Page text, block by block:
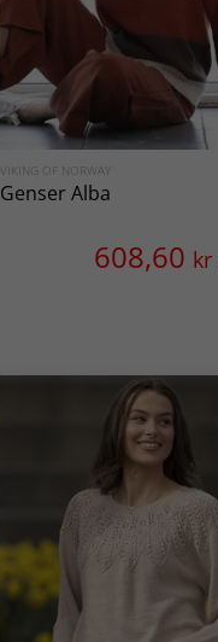
VIKING OF NORWAY
Genser Alba
608,60 kr